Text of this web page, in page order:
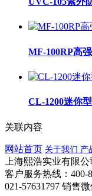
MF-100RP高
CL-1200迷你
关联内容
网站首页 关于我们 产
上海熙浩实业有限
客户服务热线：400-
021-57631797 销售